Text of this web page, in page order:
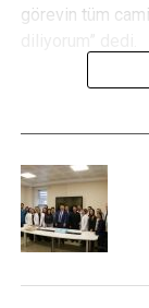
görevin tüm
Facebook